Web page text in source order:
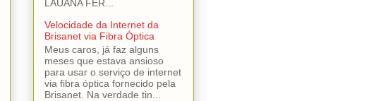
LAUANA FER...
Velocidade da Internet da
Brisanet via Fibra Óptica
Meus caros, já faz alguns
meses que estava ansioso
para usar o serviço de internet
via fibra óptica fornecido pela
Brisanet. Na verdade tin...